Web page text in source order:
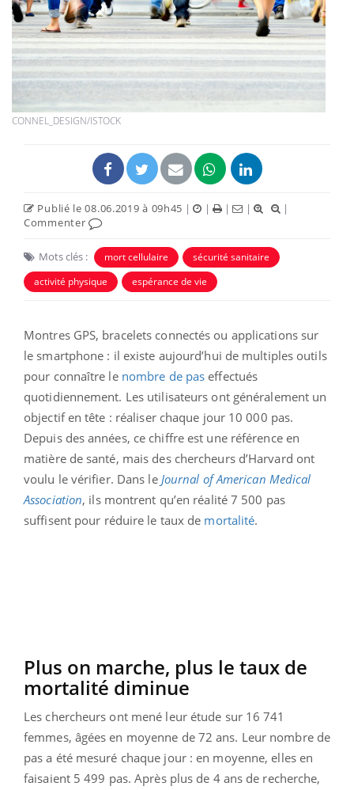
CONNEL_DESIGN/ISTOCK
Publié le 08.06.2019 à 09h45 | | | |
|
Commenter
Mots clés : mort cellulaire
sécurité sanitaire
activité physique
espérance de vie
Montres GPS, bracelets connectés ou applications sur
le smartphone : il existe aujourd’hui de multiples outils
pour connaître le nombre de pas effectués
quotidiennement. Les utilisateurs ont généralement un
objectif en tête : réaliser chaque jour 10 000 pas.
Depuis des années, ce chiffre est une référence en
matière de santé, mais des chercheurs d’Harvard ont
voulu le vérifier. Dans le Journal of American Medical
Association, ils montrent qu’en réalité 7 500 pas
suffisent pour réduire le taux de mortalité.
Plus on marche, plus le taux de
mortalité diminue
Les chercheurs ont mené leur étude sur 16 741
femmes, âgées en moyenne de 72 ans. Leur nombre de
pas a été mesuré chaque jour : en moyenne, elles en
faisaient 5 499 pas. Après plus de 4 ans de recherche,